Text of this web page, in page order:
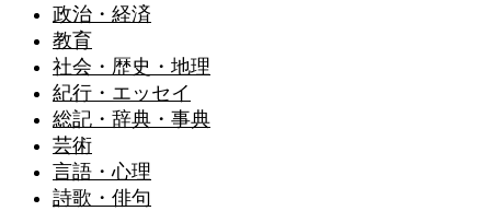
政治・経済
教育
社会・歴史・地理
紀行・エッセイ
総記・辞典・事典
芸術
言語・心理
詩歌・俳句